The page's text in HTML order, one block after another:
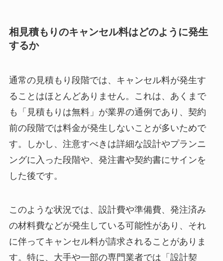
相見積もりのキャンセル料はどのように発生
するか
通常の見積もり段階では、キャンセル料が発生す
ることはほとんどありません。これは、あくまで
も「見積もりは無料」が業界の通例であり、契約
前の段階では料金が発生しないことが多いためで
す。しかし、注意すべきは詳細な設計やプランニ
ングに入った段階や、発注書や契約書にサインを
した後です。
このような状況では、設計費や準備費、発注済み
の材料費などが発生している可能性があり、それ
に伴ってキャンセル料が請求されることがありま
す。特に、大手や一部の専門業者では「設計契